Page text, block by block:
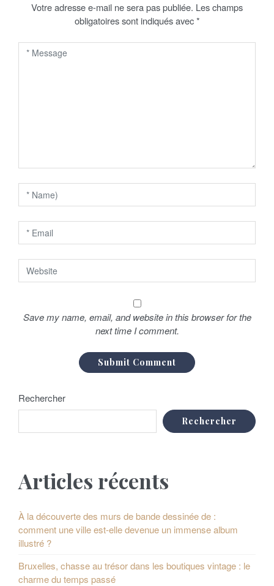
i
’
a
r
t
i
c
l
Votre adresse e-mail ne sera pas publiée. Les champs
obligatoires sont indiqués avec*
Save my name, email, and website in this browser for the
next time I comment.
Rechercher
Rechercher
Articles récents
À la découverte des murs de bande dessinée de :
comment une ville est-elle devenue un immense album
illustré ?
Bruxelles, chasse au trésor dans les boutiques vintage : le
charme du temps passé